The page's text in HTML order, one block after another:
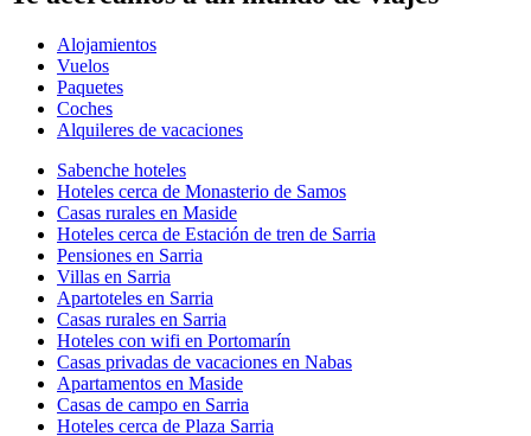
Alojamientos
Vuelos
Paquetes
Coches
Alquileres de vacaciones
Sabenche hoteles
Hoteles cerca de Monasterio de Samos
Casas rurales en Maside
Hoteles cerca de Estación de tren de Sarria
Pensiones en Sarria
Villas en Sarria
Apartoteles en Sarria
Casas rurales en Sarria
Hoteles con wifi en Portomarín
Casas privadas de vacaciones en Nabas
Apartamentos en Maside
Casas de campo en Sarria
Hoteles cerca de Plaza Sarria